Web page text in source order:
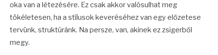
oka van a létezésére. Ez csak akkor valósulhat meg
tökéletesen, ha a stílusok keveréséhez van egy előzetese
tervünk, struktúránk. Na persze, van, akinek ez zsigerből
megy.